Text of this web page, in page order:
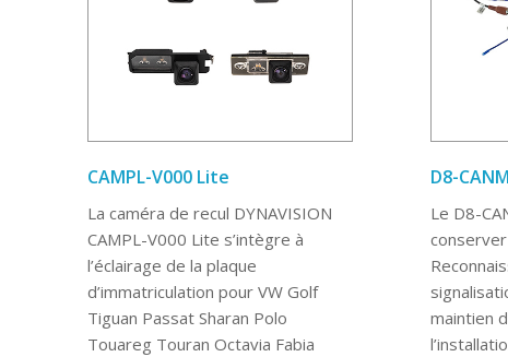
CAMPL-V000 Lite
La caméra de recul DYNAVISION
CAMPL-V000 Lite s’intègre à
l’éclairage de la plaque
d’immatriculation pour VW Golf
Tiguan Passat Sharan Polo
Touareg Touran Octavia Fabia
D8-
Le D8-
maintien